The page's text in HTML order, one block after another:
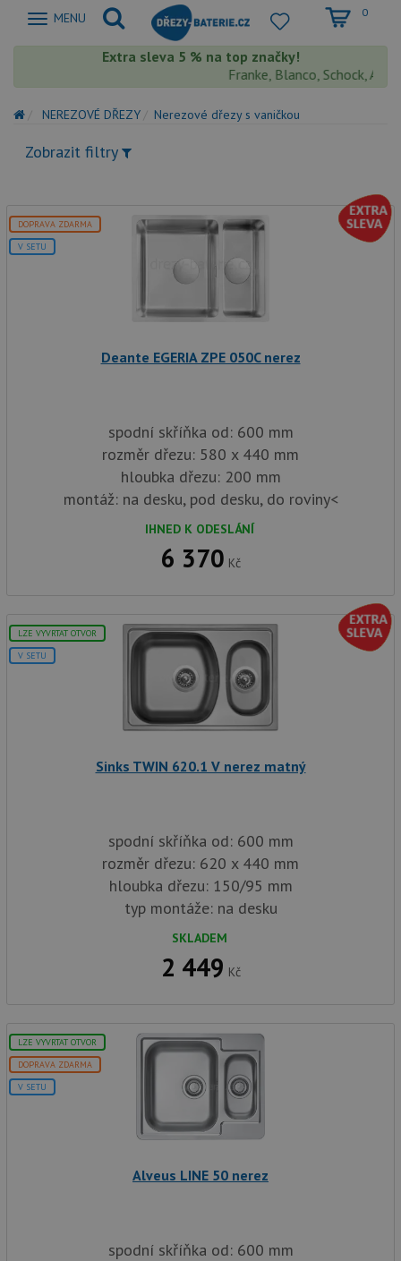
Zobrazit
MENU 0
Extra sleva 5 % na top značky!
Franke, Blanco, Schock,
NEREZOVÉ DŘEZY Nerezové dřezy s vaničkou
Zobrazit filtry
DOPRAVA ZDARMA
V SETU
Deante EGERIA ZPE 050C nerez
spodní skříňka od: 600 mm
rozměr dřezu: 580 x 440 mm
hloubka dřezu: 200 mm
montáž: na desku, pod desku, do roviny<
IHNED K ODESLÁNÍ
6 370 Kč
LZE VYVRTAT OTVOR
V SETU
Sinks TWIN 620.1 V nerez matný
spodní skříňka od: 600 mm
rozměr dřezu: 620 x 440 mm
hloubka dřezu: 150/95 mm
typ montáže: na desku
SKLADEM
2 449 Kč
LZE VYVRTAT OTVOR
DOPRAVA ZDARMA
V SETU
Alveus LINE 50 nerez
spodní skříňka od: 600 mm